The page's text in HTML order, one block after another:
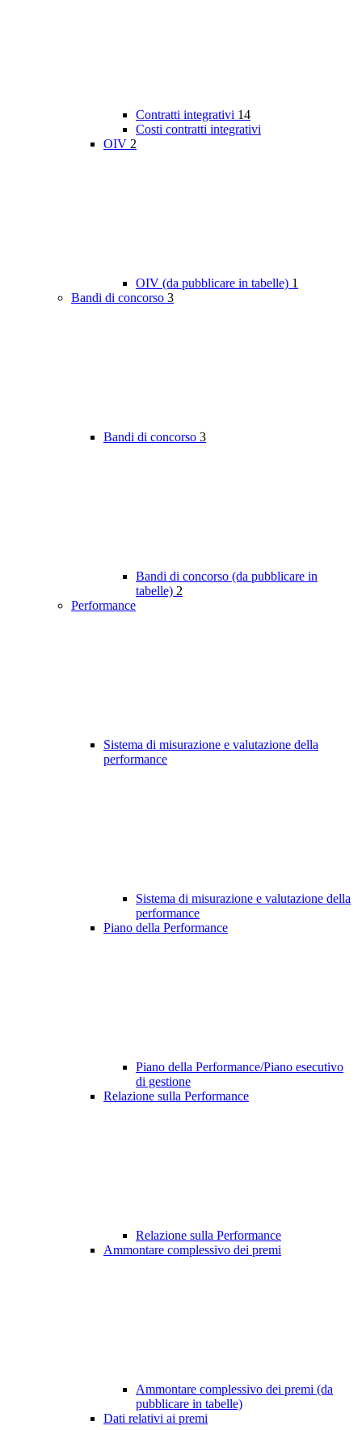
Contratti integrativi 14
Costi contratti integrativi
OIV 2
OIV (da pubblicare in tabelle) 1
Bandi di concorso 3
Bandi di concorso 3
Bandi di concorso (da pubblicare in
tabelle) 2
Performance
Sistema di misurazione e valutazione della
performance
Sistema di misurazione e valutazione della
performance
Piano della Performance
Piano della Performance/Piano esecutivo
di gestione
Relazione sulla Performance
Relazione sulla Performance
Ammontare complessivo dei premi
Ammontare complessivo dei premi (da
pubblicare in tabelle)
Dati relativi ai premi